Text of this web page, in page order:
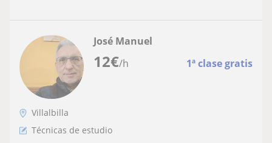
12€/h 1ª clase gratis
José Manuel
Villalbilla
Técnicas de estudio